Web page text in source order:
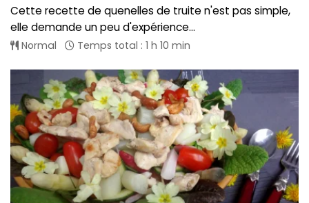
Cette recette de quenelles de truite n'est pas simple,
elle demande un peu d'expérience...
Normal Temps total : 1 h 10 min